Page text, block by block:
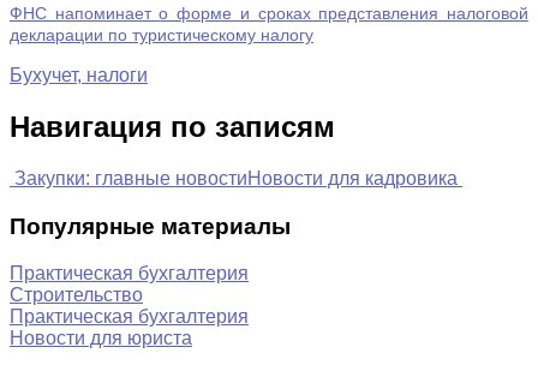
ФНС напоминает о форме и сроках представления налоговой
декларации по туристическому налогу
Бухучет, налоги
Навигация по записям
Закупки: главные новостиНовости для кадровика
Популярные материалы
Практическая бухгалтерия
Строительство
Практическая бухгалтерия
Новости для юриста